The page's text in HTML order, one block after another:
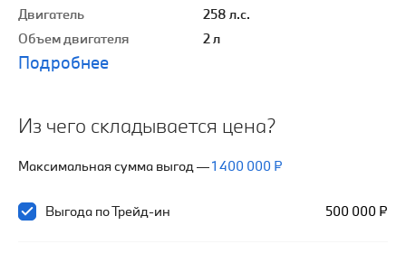
Двигатель
258 л.с.
Объем двигателя
2 л
Подробнее
Из чего складывается цена?
Максимальная сумма выгод—1 400 000 ₽
500 000 ₽
Выгода по Трейд-ин